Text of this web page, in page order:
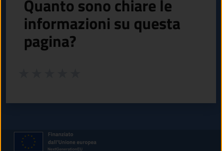
Quanto sono chiare le
informazioni su questa
pagina?